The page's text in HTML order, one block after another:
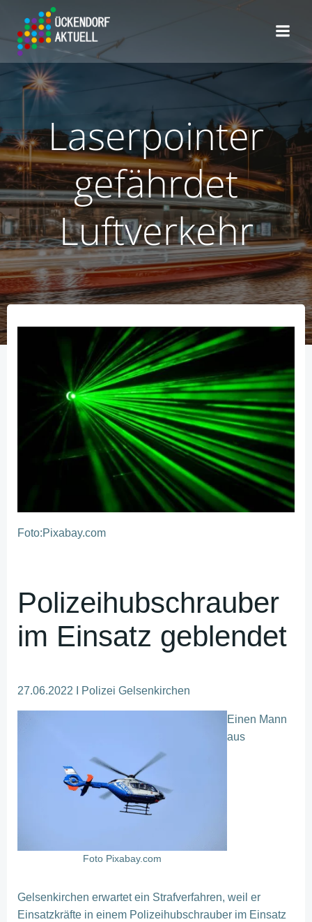
Laserpointer
gefährdet
Luftverkehr
Foto:Pixabay.com
Polizeihubschrauber
im Einsatz geblendet
27.06.2022 I Polizei Gelsenkirchen
Foto Pixabay.com
Einen Mann
aus
Gelsenkirchen erwartet ein Strafverfahren, weil er
Einsatzkräfte in einem Polizeihubschrauber im Einsatz